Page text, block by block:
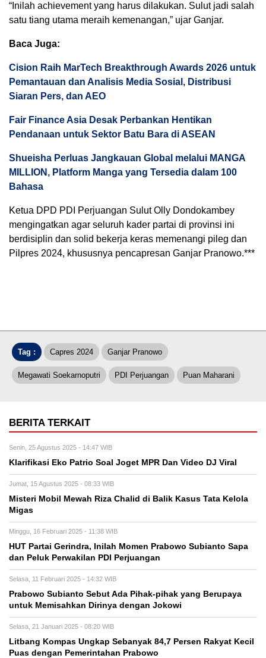
“Inilah achievement yang harus dilakukan. Sulut jadi salah
satu tiang utama meraih kemenangan,” ujar Ganjar.
Baca Juga:
Cision Raih MarTech Breakthrough Awards 2026 untuk
Pemantauan dan Analisis Media Sosial, Distribusi
Siaran Pers, dan AEO
Fair Finance Asia Desak Perbankan Hentikan
Pendanaan untuk Sektor Batu Bara di ASEAN
Shueisha Perluas Jangkauan Global melalui MANGA
MILLION, Platform Manga yang Tersedia dalam 100
Bahasa
Ketua DPD PDI Perjuangan Sulut Olly Dondokambey
mengingatkan agar seluruh kader partai di provinsi ini
berdisiplin dan solid bekerja keras memenangi pileg dan
Pilpres 2024, khususnya pencapresan Ganjar Pranowo.***
Tag : Capres 2024 Ganjar Pranowo
Megawati Soekarnoputri PDI Perjuangan Puan Maharani
BERITA TERKAIT
Senin, 25 Agustus 2025 - 14:47 WIB
Klarifikasi Eko Patrio Soal Joget MPR Dan Video DJ Viral
Jumat, 15 Agustus 2025 - 08:33 WIB
Misteri Mobil Mewah Riza Chalid di Balik Kasus Tata Kelola
Migas
Minggu, 16 Februari 2025 - 11:38 WIB
HUT Partai Gerindra, Inilah Momen Prabowo Subianto Sapa
dan Peluk Perwakilan PDI Perjuangan
Selasa, 11 Februari 2025 - 14:32 WIB
Prabowo Subianto Sebut Ada Pihak-pihak yang Berupaya
untuk Memisahkan Dirinya dengan Jokowi
Selasa, 21 Januari 2025 - 08:20 WIB
Litbang Kompas Ungkap Sebanyak 84,7 Persen Rakyat Kecil
Puas dengan Pemerintahan Prabowo